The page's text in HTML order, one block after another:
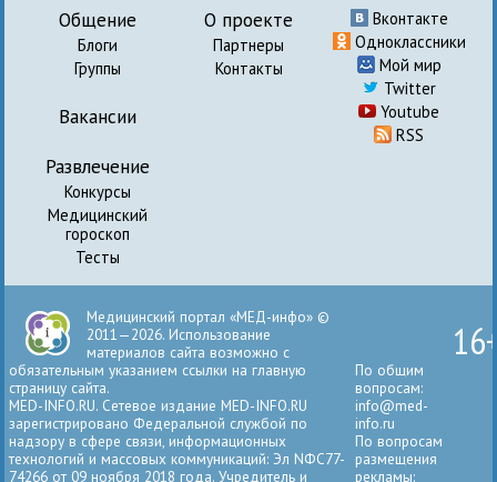
Общение
Блоги
Группы
Вакансии
Развлечение
Конкурсы
Медицинский
гороскоп
Тесты
О проекте
Партнеры
Контакты
Вконтакте
Одноклассники
Мой мир
Twitter
Youtube
RSS
Медицинский портал «МЕД-инфо» ©
2011—2026. Использование
материалов сайта возможно с
обязательным указанием ссылки на главную
страницу сайта.
MED-INFO.RU. Сетевое издание MED-INFO.RU
зарегистрировано Федеральной службой по
надзору в сфере связи, информационных
технологий и массовых коммуникаций: Эл NФС77-
74266 от 09 ноября 2018 года. Учредитель и
По общим
вопросам:
info@med-
info.ru
По вопросам
размещения
рекламы: